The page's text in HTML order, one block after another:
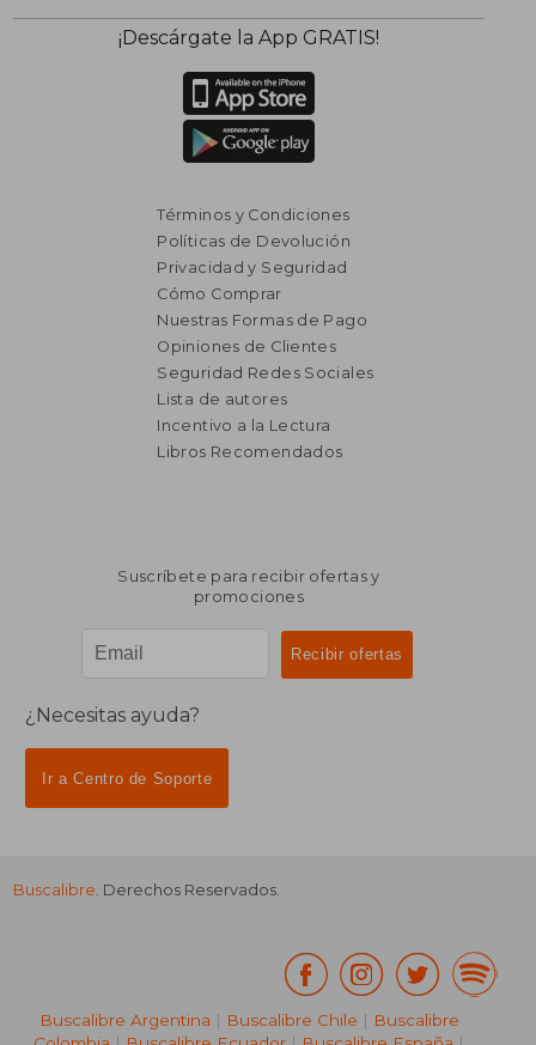
¡Descárgate la App GRATIS!
Términos y Condiciones
Políticas de Devolución
Privacidad y Seguridad
Cómo Comprar
Nuestras Formas de Pago
Opiniones de Clientes
Seguridad Redes Sociales
Lista de autores
Incentivo a la Lectura
Libros Recomendados
Suscríbete para recibir ofertas y
promociones
¿Necesitas ayuda?
Ir a Centro de Soporte
Buscalibre. Derechos Reservados.
Buscalibre Argentina | Buscalibre Chile | Buscalibre